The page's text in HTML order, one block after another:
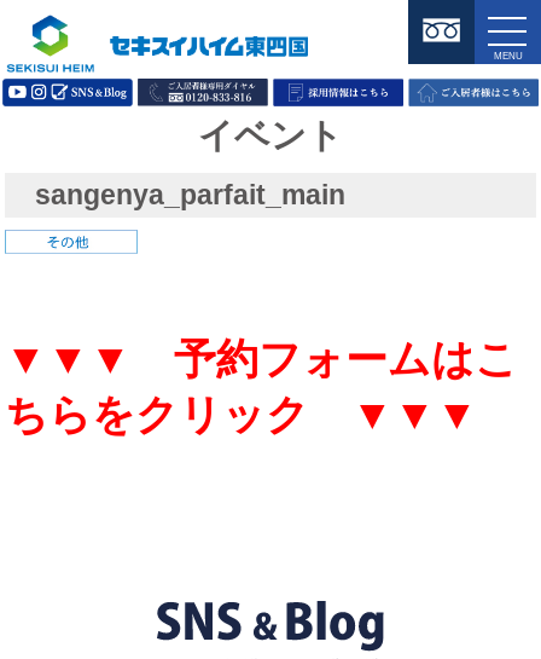
イベント
sangenya_parfait_main
▼▼▼ 予約フォームはこ
ちらをクリック ▼▼▼